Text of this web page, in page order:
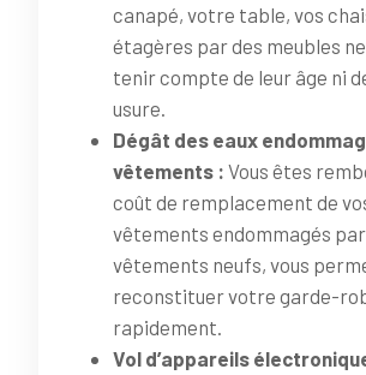
canapé, votre table, vos
étagères par des meubles
tenir compte de leur âge ni
usure.
Dégât des eaux
vêtements : Vous êtes
coût de remplacement de
vêtements endommagés
vêtements neufs, vous
reconstituer votre garde-
rapidement.
Vol d’appareils